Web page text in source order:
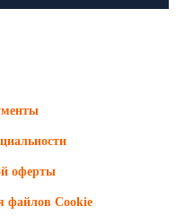
оферты
файлов Cookie